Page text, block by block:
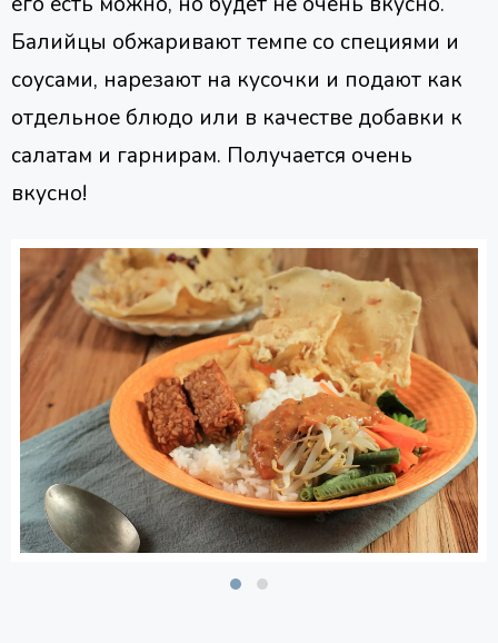
Балийцы обжаривают темпе со специями и
соусами, нарезают на кусочки и подают как
отдельное блюдо или в качестве добавки к
салатам и гарнирам. Получается очень
вкусно!